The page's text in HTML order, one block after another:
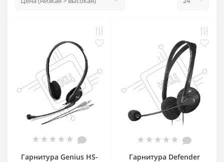
Гарнитура Genius HS-
Гарнитура Defender